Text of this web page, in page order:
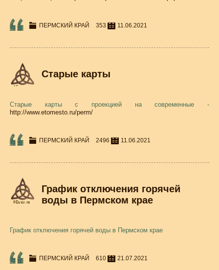
ПЕРМСКИЙ КРАЙ 353 11.06.2021
Старые карты
Старые карты с проекцией на современные -
http://www.etomesto.ru/perm/
ПЕРМСКИЙ КРАЙ 2496 11.06.2021
График отключения горячей
воды в Пермском крае
График отключения горячей воды в Пермском крае
ПЕРМСКИЙ КРАЙ 610 21.07.2021